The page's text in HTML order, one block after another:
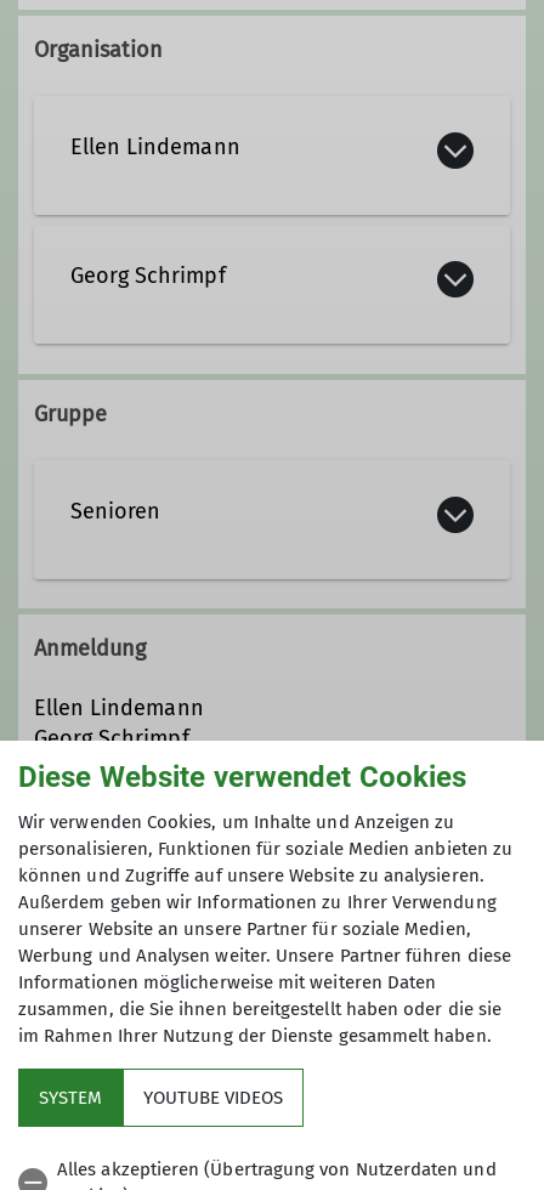
Organisation
Ellen Lindemann
Georg Schrimpf
georg.schrimpf@web.de
Gruppe
Senioren
Anmeldung
Ellen Lindemann
Georg Schrimpf
Anfrage senden
Anmeldung bis
20.07.2026
Diese Website verwendet Cookies
Wir verwenden Cookies, um Inhalte und Anzeigen zu
personalisieren, Funktionen für soziale Medien anbieten zu
können und Zugriffe auf unsere Website zu analysieren.
Außerdem geben wir Informationen zu Ihrer Verwendung
unserer Website an unsere Partner für soziale Medien,
Werbung und Analysen weiter. Unsere Partner führen diese
Informationen möglicherweise mit weiteren Daten
zusammen, die Sie ihnen bereitgestellt haben oder die sie
im Rahmen Ihrer Nutzung der Dienste gesammelt haben.
SYSTEM YOUTUBE VIDEOS
Alles akzeptieren (Übertragung von Nutzerdaten und